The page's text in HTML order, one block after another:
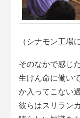
（シナモン工場
そのなかで感じ
生けん命に働い
か入ってこない
彼らはスリラン